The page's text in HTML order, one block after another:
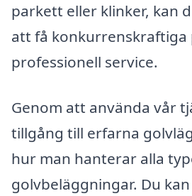
parkett eller klinker, kan
att få konkurrenskraftiga
professionell service.
Genom att använda vår
tillgång till erfarna
hur man hanterar alla
golvbeläggningar. Du